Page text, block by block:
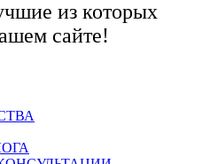
из которых
сайте!